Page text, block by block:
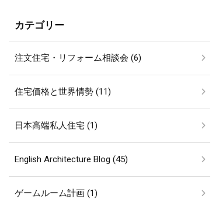
カテゴリー
注文住宅・リフォーム相談会 (6)
住宅価格と世界情勢 (11)
日本高端私人住宅 (1)
English Architecture Blog (45)
ゲームルーム計画 (1)